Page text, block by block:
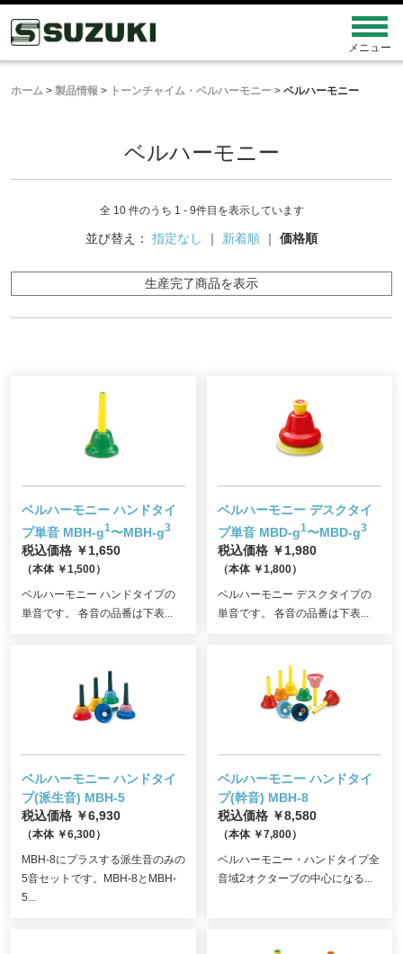
ホーム > 製品情報 > トーンチャイム・ベルハーモニー > ベルハーモニー
ベルハーモニー
全 10 件のうち 1 - 9件目を表示しています
並び替え： 指定なし ｜ 新着順 ｜ 価格順
生産完了商品を表示
ベルハーモニー ハンドタイ
プ単音 MBH-g1〜MBH-g3
税込価格 ￥1,650
（本体 ￥1,500）
ベルハーモニー ハンドタイプの
単音です。 各音の品番は下表...
ベルハーモニー デスクタイ
プ単音 MBD-g1〜MBD-g3
税込価格 ￥1,980
（本体 ￥1,800）
ベルハーモニー デスクタイプの
単音です。 各音の品番は下表...
ベルハーモニー ハンドタイ
プ(派生音) MBH-5
税込価格 ￥6,930
（本体 ￥6,300）
MBH-8にプラスする派生音のみの
5音セットです。MBH-8とMBH-
5...
ベルハーモニー ハンドタイ
プ(幹音) MBH-8
税込価格 ￥8,580
（本体 ￥7,800）
ベルハーモニー・ハンドタイプ全
音域2オクターブの中心になる...